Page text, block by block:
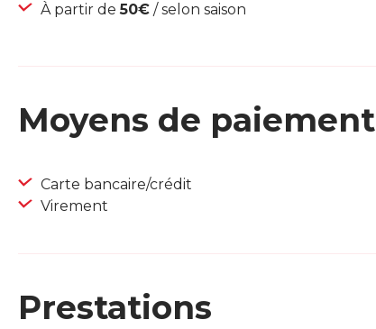
À partir de50€ / selon saison
Moyens de paiement
Carte bancaire/crédit
Virement
Prestations